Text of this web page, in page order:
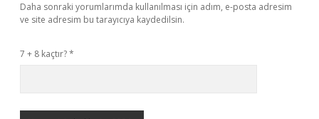
Daha sonraki yorumlarımda kullanılması için adım, e-posta adresim
ve site adresim bu tarayıcıya kaydedilsin.
7 + 8 kaçtır?*